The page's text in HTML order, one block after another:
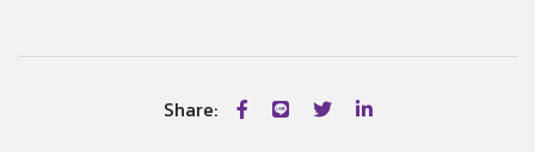
Share: